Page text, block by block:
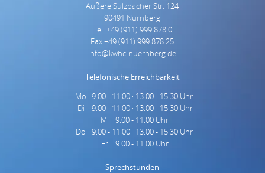
Äußere Sulzbacher Str. 124
90491 Nürnberg
Tel. +49 (911) 999 878 0
Fax +49 (911) 999 878 25
info@kwhc-nuernberg.de
Telefonische Erreichbarkeit
Mo 9.00 - 11.00 · 13.00 - 15.30 Uhr
Di
9.00 - 11.00 · 13.00 - 15.30 Uhr
Mi
9.00 - 11.00 Uhr
Do
9.00 - 11.00 · 13.00 - 15.30 Uhr
Fr
9.00 - 11.00 Uhr
Sprechstunden